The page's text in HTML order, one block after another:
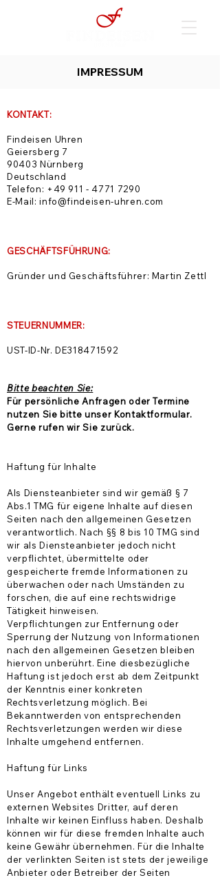
IMPRESSUM
KONTAKT:
Findeisen Uhren
Geiersberg 7
90403 Nürnberg
Deutschland
Telefon: +49 911 - 4771 7290
E-Mail:info@findeisen-uhren.com
GESCHÄFTSFÜHRUNG:
Gründer und Geschäftsführer: Martin Zettl
STEUERNUMMER:
UST-ID-Nr. DE318471592
Bitte beachten Sie:
Für persönliche Anfragen oder Termine
nutzen Sie bitte unser Kontaktformular.
Gerne rufen wir Sie zurück.
Haftung für Inhalte
Als Diensteanbieter sind wir gemäß § 7
Abs.1 TMG für eigene Inhalte auf diesen
Seiten nach den allgemeinen Gesetzen
verantwortlich. Nach §§ 8 bis 10 TMG sind
wir als Diensteanbieter jedoch nicht
verpflichtet, übermittelte oder
gespeicherte fremde Informationen zu
überwachen oder nach Umständen zu
forschen, die auf eine rechtswidrige
Tätigkeit hinweisen.
Verpflichtungen zur Entfernung oder
Sperrung der Nutzung von Informationen
nach den allgemeinen Gesetzen bleiben
hiervon unberührt. Eine diesbezügliche
Haftung ist jedoch erst ab dem Zeitpunkt
der Kenntnis einer konkreten
Rechtsverletzung möglich. Bei
Bekanntwerden von entsprechenden
Rechtsverletzungen werden wir diese
Inhalte umgehend entfernen.
Haftung für Links
Unser Angebot enthält eventuell Links zu
externen Websites Dritter, auf deren
Inhalte wir keinen Einfluss haben. Deshalb
können wir für diese fremden Inhalte auch
keine Gewähr übernehmen. Für die Inhalte
der verlinkten Seiten ist stets der jeweilige
Anbieter oder Betreiber der Seiten